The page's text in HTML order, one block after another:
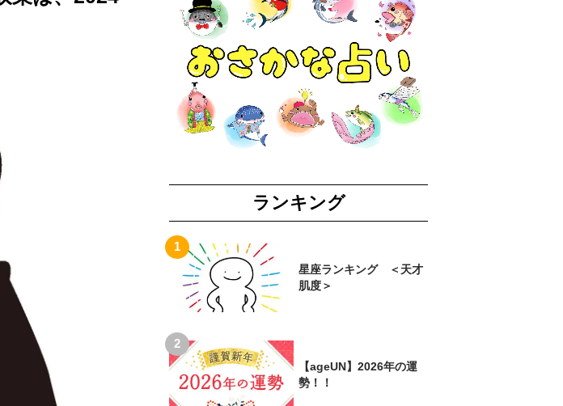
ランキング
星座ランキング ＜天才
肌度＞
【ageUN】2026年の運
勢！！